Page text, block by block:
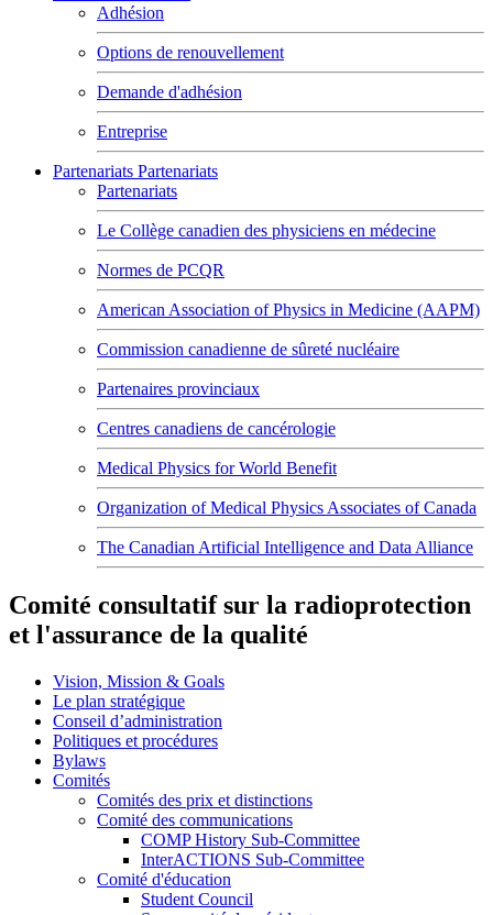
Adhésion
Options de renouvellement
Demande d'adhésion
Entreprise
Partenariats Partenariats
Partenariats
Le Collège canadien des physiciens en médecine
Normes de PCQR
American Association of Physics in Medicine (AAPM)
Commission canadienne de sûreté nucléaire
Partenaires provinciaux
Centres canadiens de cancérologie
Medical Physics for World Benefit
Organization of Medical Physics Associates of Canada
The Canadian Artificial Intelligence and Data Alliance
Comité consultatif sur la radioprotection
et l'assurance de la qualité
Vision, Mission & Goals
Le plan stratégique
Conseil d’administration
Politiques et procédures
Bylaws
Comités
Comités des prix et distinctions
Comité des communications
COMP History Sub-Committee
InterACTIONS Sub-Committee
Comité d'éducation
Student Council